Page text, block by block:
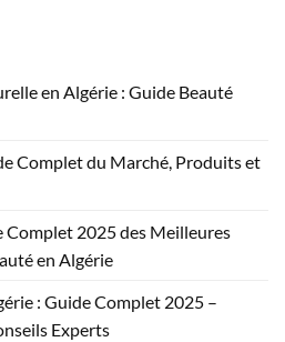
en Algérie : Guide Beauté
Complet du Marché, Produits et
Complet 2025 des Meilleures
en Algérie
: Guide Complet 2025 –
Experts